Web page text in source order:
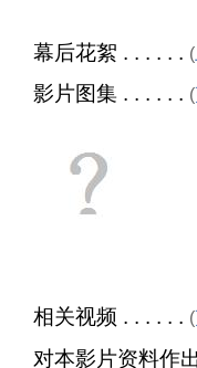
幕后花絮 . . . . . . (
影片图集 . . . . . . (
相关视频 . . . . . . (
对本影片资料作